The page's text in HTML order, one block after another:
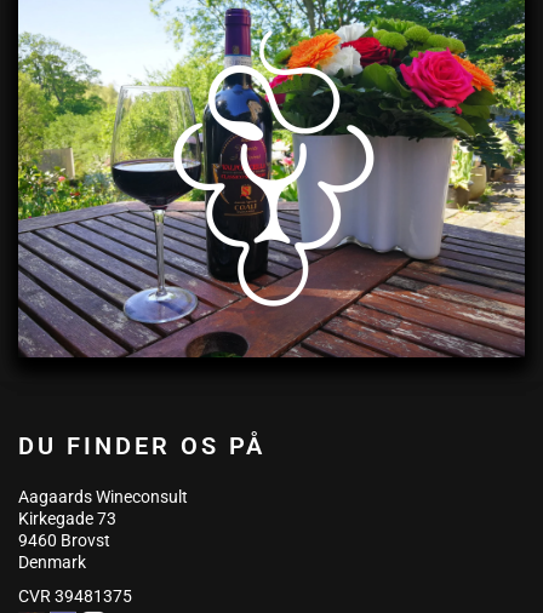
DU FINDER OS PÅ
Aagaards Wineconsult
Kirkegade 73
9460 Brovst
Denmark
CVR 39481375